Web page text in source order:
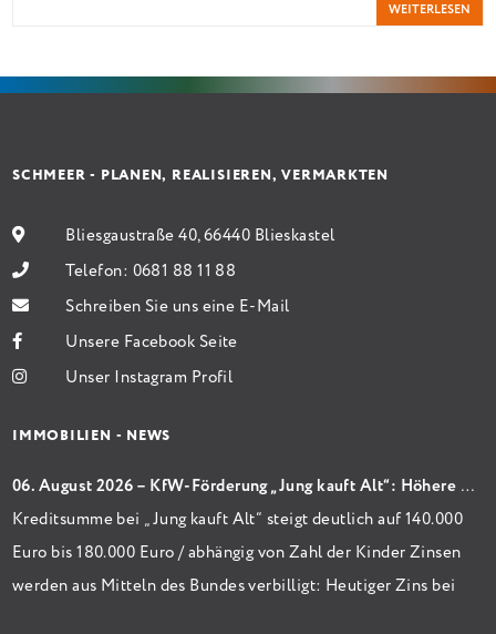
Antragstellende verpflichten sich zu energetischer
Sanierung in Einzelmaßnahmen […]
WEITERLESEN
SCHMEER - PLANEN, REALISIEREN, VERMARKTEN
Bliesgaustraße 40, 66440 Blieskastel
Telefon: 0681 88 11 88
Schreiben Sie uns eine E-Mail
Unsere Facebook Seite
Unser Instagram Profil
IMMOBILIEN - NEWS
06. August 2026 – KfW-Förderung „Jung kauft Alt“: Höhere Kredite ab August 2026
Kreditsumme bei „Jung kauft Alt“ steigt deutlich auf 140.000
Euro bis 180.000 Euro / abhängig von Zahl der Kinder Zinsen
werden aus Mitteln des Bundes verbilligt: Heutiger Zins bei